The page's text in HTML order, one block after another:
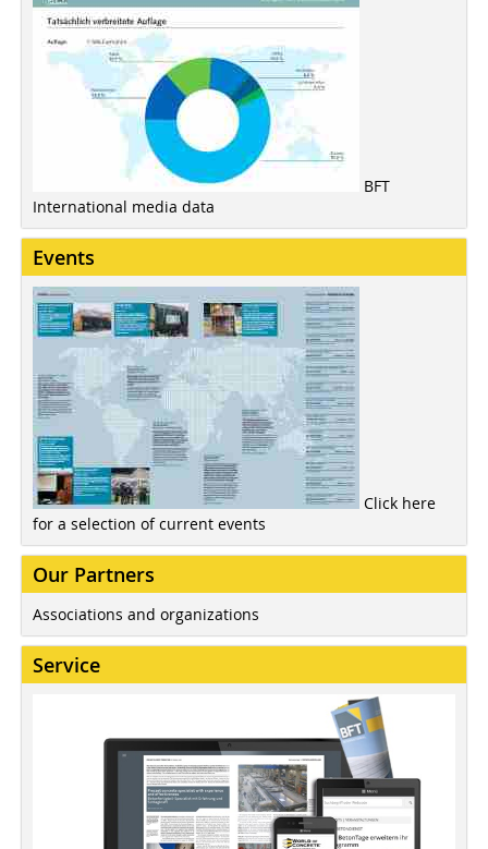
BFT
International media data
Events
Click here
for a selection of current events
Our Partners
Associations and organizations
Service